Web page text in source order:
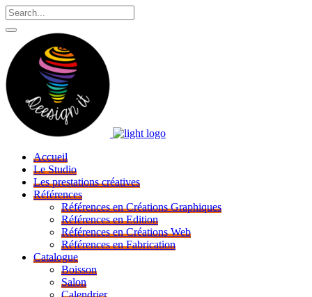
Accueil
Le Studio
Les prestations créatives
Références
Références en Créations Graphiques
Références en Edition
Références en Créations Web
Références en Fabrication
Catalogue
Boisson
Salon
Calendrier